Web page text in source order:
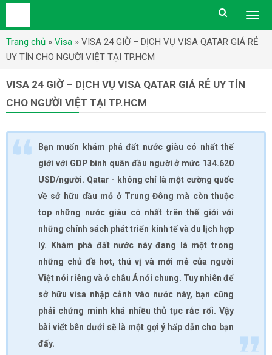
Trang chủ » Visa » VISA 24 GIỜ – DỊCH VỤ VISA QATAR GIÁ RẺ
UY TÍN CHO NGƯỜI VIỆT TẠI TP.HCM
VISA 24 GIỜ – DỊCH VỤ VISA QATAR GIÁ RẺ UY TÍN
CHO NGƯỜI VIỆT TẠI TP.HCM
Bạn muốn khám phá đất nước giàu có nhất thế
giới với GDP bình quân đầu người ở mức 134.620
USD/người. Qatar - không chỉ là một cường quốc
về sở hữu dầu mỏ ở Trung Đông mà còn thuộc
top những nước giàu có nhất trên thế giới với
những chính sách phát triển kinh tế và du lịch hợp
lý. Khám phá đất nước này đang là một trong
những chủ đề hot, thú vị và mới mẻ của người
Việt nói riêng và ở châu Á nói chung. Tuy nhiên để
sở hữu visa nhập cảnh vào nước này, bạn cũng
phải chứng minh khá nhiều thủ tục rắc rối. Vậy
bài viết bên dưới sẽ là một gợi ý hấp dẫn cho bạn
đấy.